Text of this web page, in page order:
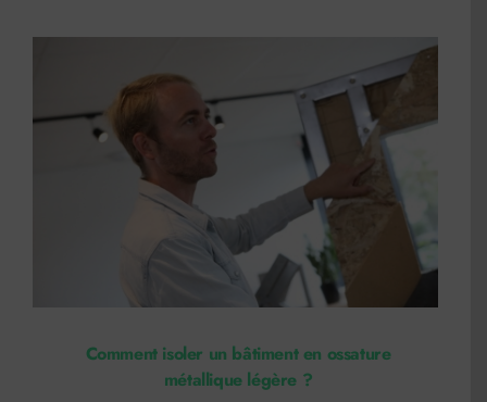
Comment isoler un bâtiment en ossature
métallique légère ?